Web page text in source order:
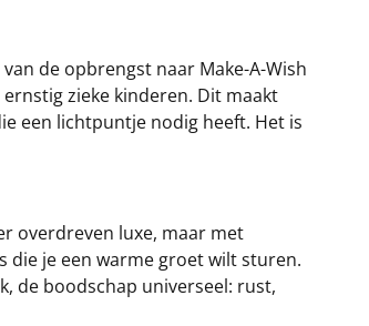
de opbrengst naar Make-A-Wish
zieke kinderen. Dit maakt
een lichtpuntje nodig heeft. Het is
overdreven luxe, maar met
die je een warme groet wilt sturen.
de boodschap universeel: rust,